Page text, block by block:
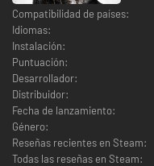
Compatibilidad de países:
Idiomas:
Instalación:
Puntuación:
Desarrollador:
Distribuidor:
Fecha de lanzamiento:
Género:
Reseñas recientes en Steam:
Todas las reseñas en Steam: